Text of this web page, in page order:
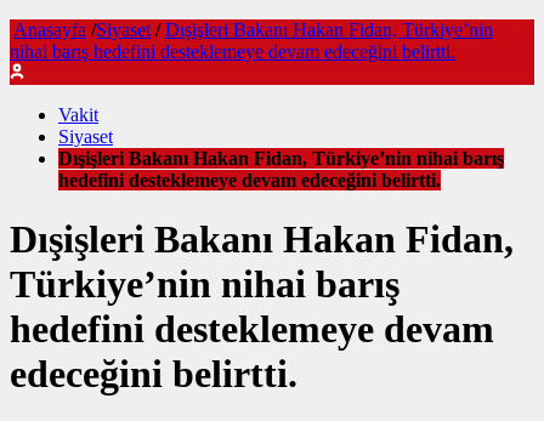
Anasayfa /Siyaset / Dışişleri Bakanı Hakan Fidan, Türkiye’nin
nihai barış hedefini desteklemeye devam edeceğini belirtti.
Vakit
Siyaset
Dışişleri Bakanı Hakan Fidan, Türkiye’nin nihai barış
hedefini desteklemeye devam edeceğini belirtti.
Dışişleri Bakanı Hakan Fidan,
Türkiye’nin nihai barış
hedefini desteklemeye devam
edeceğini belirtti.